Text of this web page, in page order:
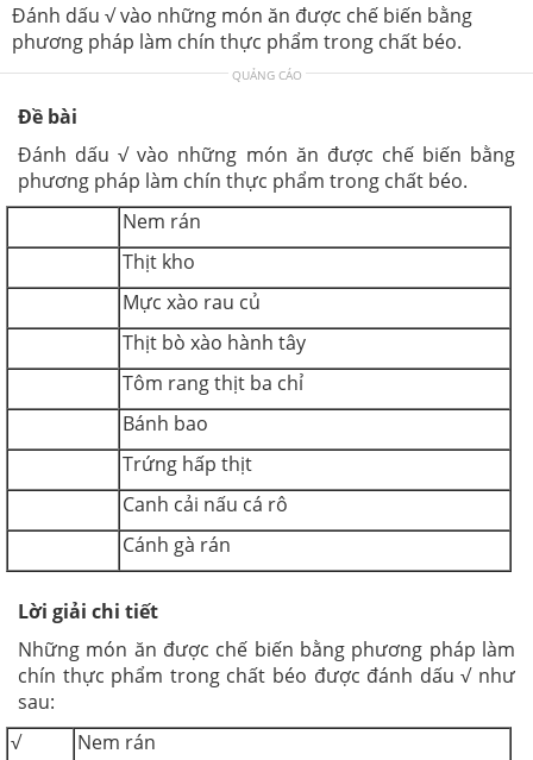
Đánh dấu √ vào những món ăn được chế biến bằng
phương pháp làm chín thực phẩm trong chất béo.
QUẢNG CÁO
Đề bài
Đánh dấu √ vào những món ăn được chế biến bằng
phương pháp làm chín thực phẩm trong chất béo.
Nem rán
Thịt kho
Mực xào rau củ
Thịt bò xào hành tây
Tôm rang thịt ba chỉ
Bánh bao
Trứng hấp thịt
Canh cải nấu cá rô
Cánh gà rán
Lời giải chi tiết
Những món ăn được chế biến bằng phương pháp làm
chín thực phẩm trong chất béo được đánh dấu √ như
sau:
√
Nem rán